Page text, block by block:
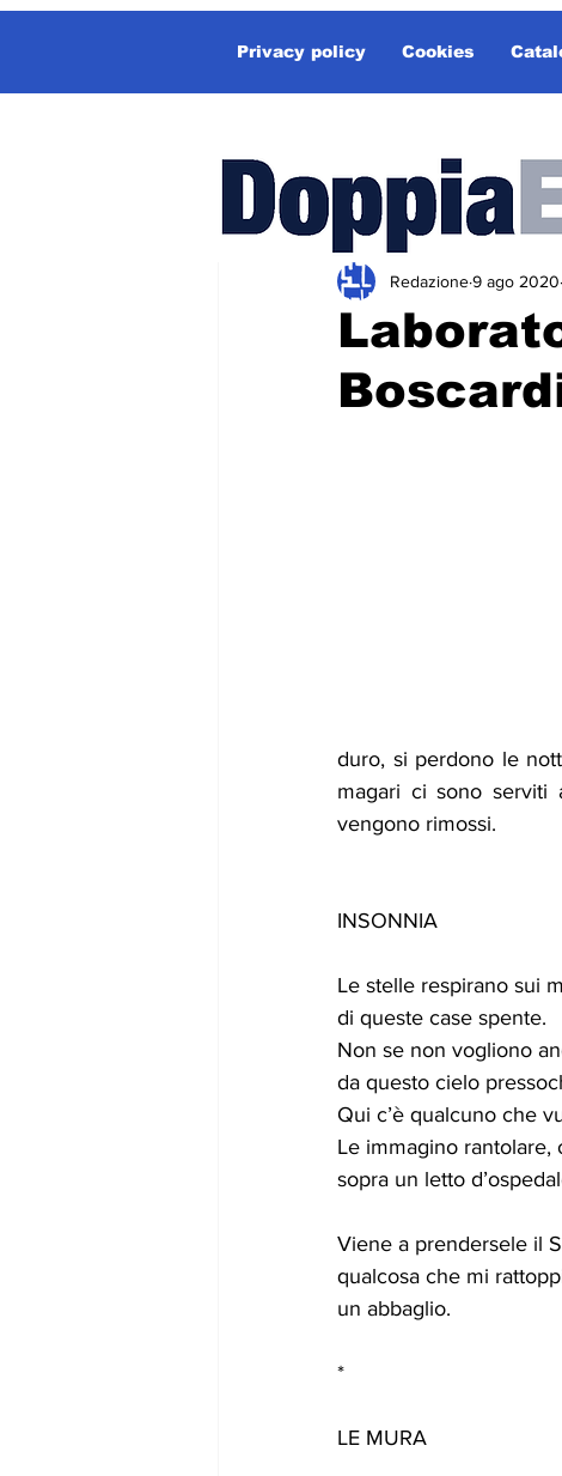
Privacy policy Cookies
Redazione9 ago 2020
duro, si perdono le
magari ci sono
vengono rimossi.
INSONNIA
Le stelle respirano sui
di queste case spente.
Non se non vogliono
da questo cielo
Qui c’è qualcuno che
Le immagino rantolare,
sopra un letto
Viene a prendersele il
qualcosa che mi
un abbaglio.
*
LE MURA